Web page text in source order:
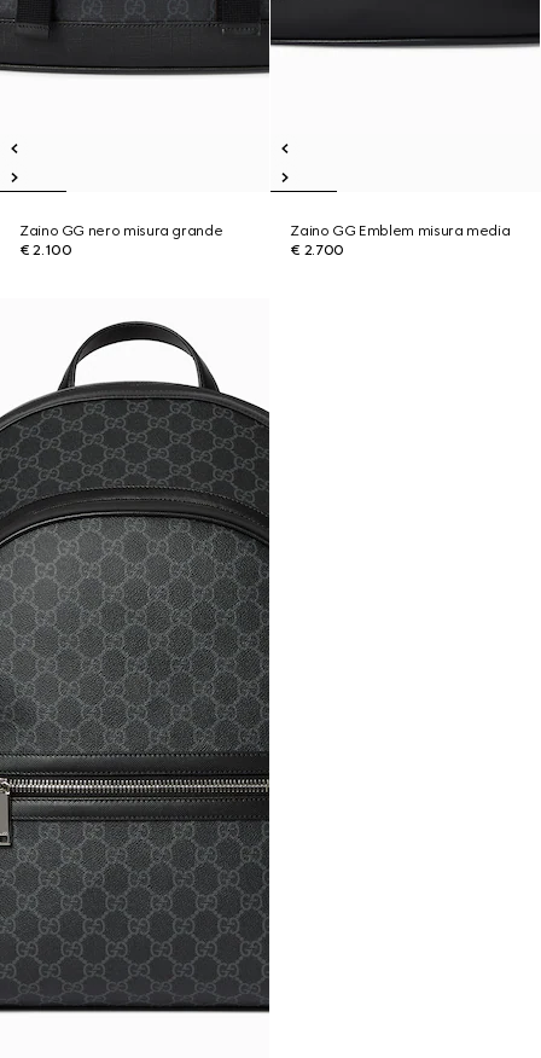
Zaino GG nero misura grande
€ 2.100
Zaino GG Emblem misura media
€ 2.700